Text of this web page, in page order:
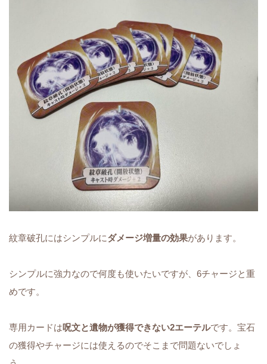
紋章破孔にはシンプルにダメージ増量の効果があります。
シンプルに強力なので何度も使いたいですが、6チャージと重
めです。
専用カードは呪文と遺物が獲得できない2エーテルです。宝石
の獲得やチャージには使えるのでそこまで問題ないでしょ